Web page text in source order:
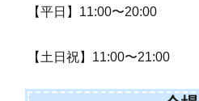
【平日】11:00〜20:00
【土日祝】11:00〜21:00